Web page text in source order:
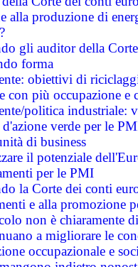
alla produzione di
gli auditor della
forma
obiettivi di
con più occupazione e
politica industriale:
d'azione verde per le
di business
il potenziale
per le PMI
la Corte dei conti
e alla promozione
non è chiaramente
a migliorare le
occupazionale e